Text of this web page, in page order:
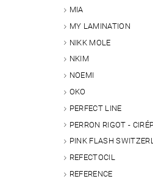
MIA
MY LAMINATION
NIKK MOLE
NKIM
NOEMI
OKO
PERFECT LINE
PERRON RIGOT -
PINK FLASH
REFECTOCIL
REFERENCE